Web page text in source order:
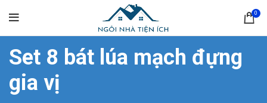
0
Set 8 bát lúa mạch đựng
gia vị